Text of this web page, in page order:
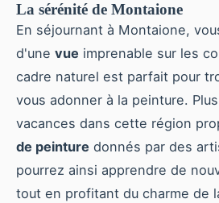
La sérénité de Montaione
En séjournant à Montaione,
d'une vue imprenable sur les
cadre naturel est parfait pour
vous adonner à la peinture.
vacances dans cette région
de peinture donnés par des
pourrez ainsi apprendre de
tout en profitant du charme de